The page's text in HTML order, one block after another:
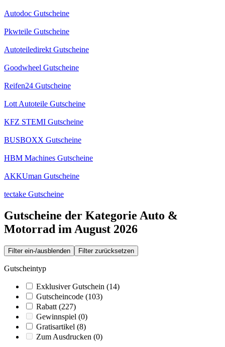
Autodoc Gutscheine
Pkwteile Gutscheine
Autoteiledirekt Gutscheine
Goodwheel Gutscheine
Reifen24 Gutscheine
Lott Autoteile Gutscheine
KFZ STEMI Gutscheine
BUSBOXX Gutscheine
HBM Machines Gutscheine
AKKUman Gutscheine
tectake Gutscheine
Gutscheine der Kategorie Auto &
Motorrad im August 2026
Filter ein-/ausblenden Filter zurücksetzen
Gutscheintyp
Exklusiver Gutschein (14)
Gutscheincode (103)
Rabatt(227)
Gewinnspiel (0)
Gratisartikel (8)
Zum Ausdrucken (0)